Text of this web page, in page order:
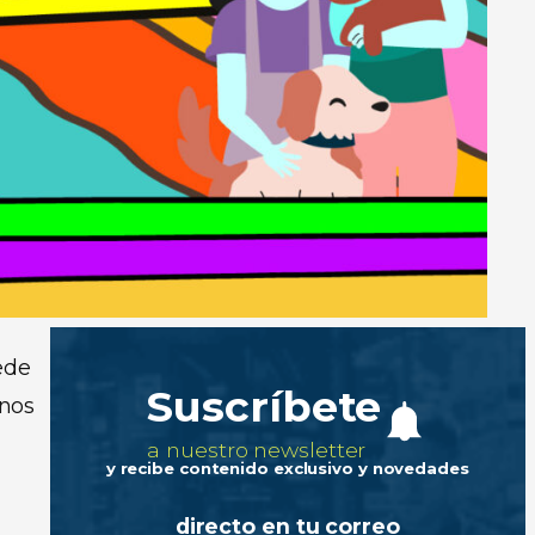
Suscríbete
a nuestro newsletter
y recibe contenido exclusivo y novedades
directo en tu correo